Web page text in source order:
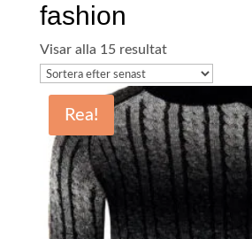
fashion
Visar alla 15 resultatSortera
Rea!